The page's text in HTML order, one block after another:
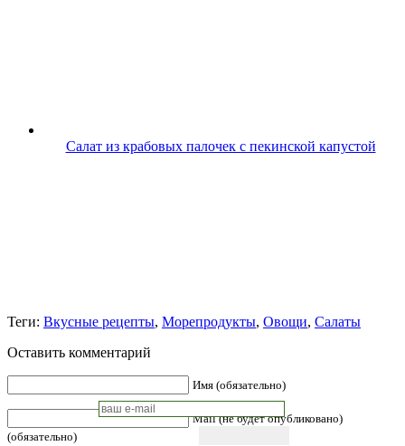
Салат из крабовых палочек с пекинской капустой
Теги: Вкусные рецепты, Морепродукты, Овощи, Салаты
Оставить комментарий
Имя (обязательно)
Mail (не будет опубликовано)
(обязательно)